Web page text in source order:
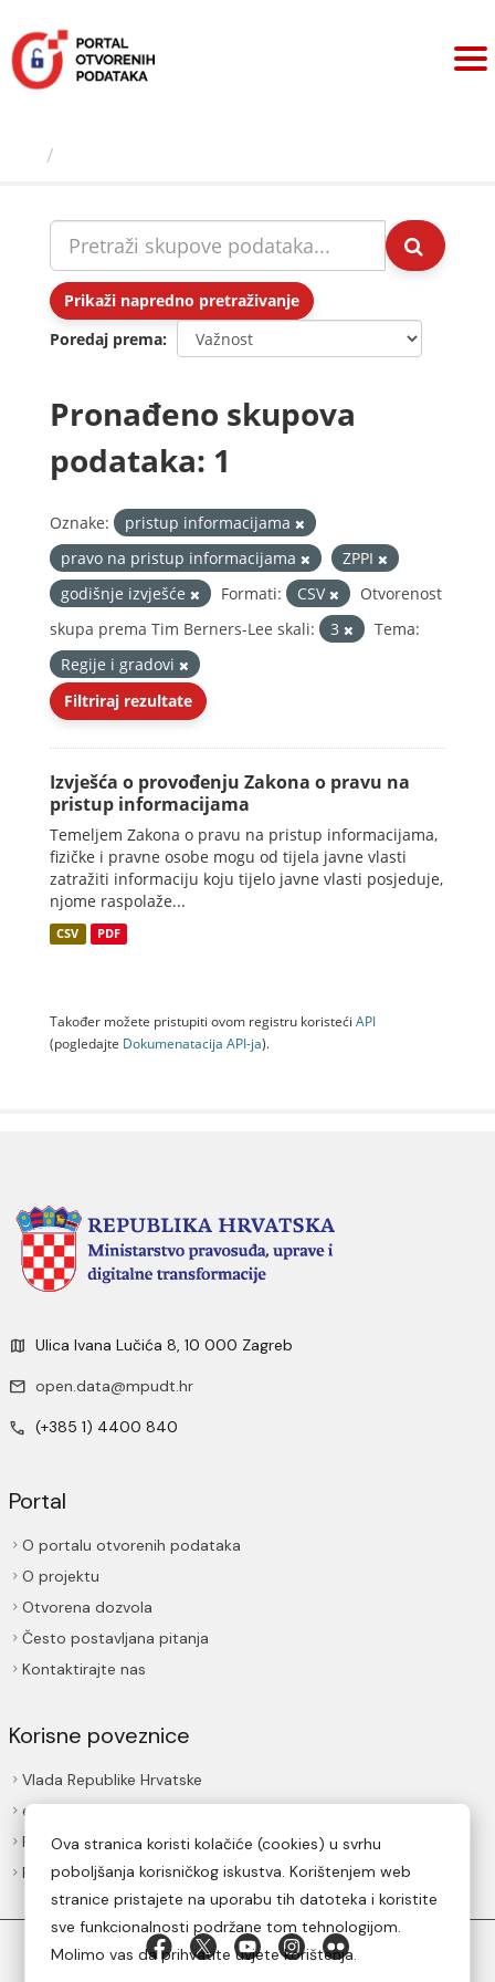
sadržaj
Prikaži napredno pretraživanje
Poredaj prema
Pronađeno skupova
podataka: 1
Oznake:
pristup informacijama
pravo na pristup informacijama
ZPPI
godišnje izvješće
Formati: CSV
Otvorenost
skupa prema Tim Berners-Lee skali:
3
Tema:
Regije i gradovi
Filtriraj rezultate
Izvješća o provođenju Zakona o pravu na
pristup informacijama
Temeljem Zakona o pravu na pristup informacijama,
fizičke i pravne osobe mogu od tijela javne vlasti
zatražiti informaciju koju tijelo javne vlasti posjeduje,
njome raspolaže...
CSV PDF
Također možete pristupiti ovom registru koristeći API
(pogledajte Dokumenаtаcijа API-jа).